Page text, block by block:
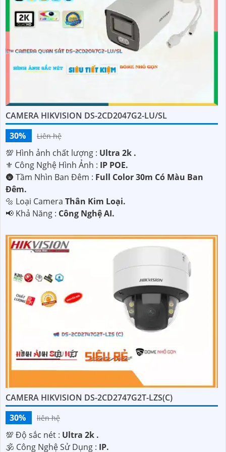
CAMERA HIKVISION DS-2CD2047G2-LU/SL
30%
Liên hệ
💯 Hình ảnh chất lượng : Ultra 2k .
⚜️ Công Nghệ Hình Ảnh : IP POE.
🌚 Tầm Nhìn Ban Đêm : Full Color 30m Có Màu Ban
Đêm.
🔩 Loại Camera Thân Kim Loại.
️📢 Khả Năng : Công Nghệ AI.
CAMERA HIKVISION DS-2CD2747G2T-LZS(C)
30%
liên hệ
💯 Độ sắc nét : Ultra 2k .
🕉️ Công Nghệ Sử Dụng : IP.